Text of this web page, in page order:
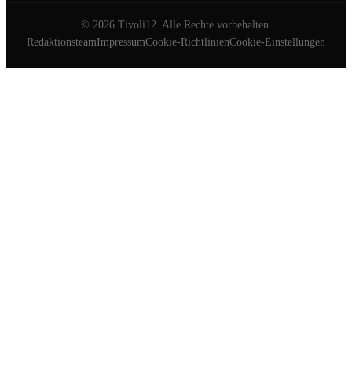
© 2026Tivoli12. Alle Rechte vorbehalten.
RedaktionsteamImpressumCookie-RichtlinienCookie-Einstellungen